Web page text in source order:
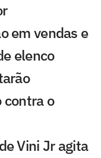
em vendas e
elenco
contra o
Vini Jr agita